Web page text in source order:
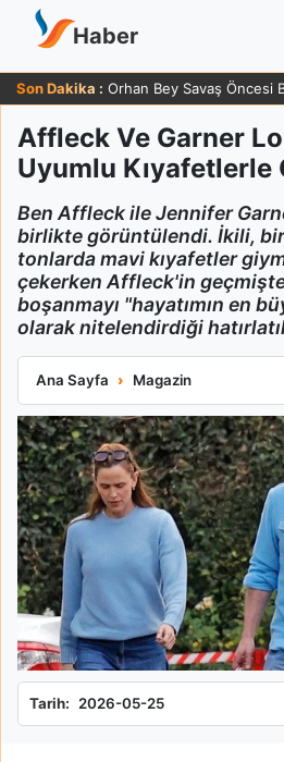
Haber
Son Dakika : Orhan Bey Savaş Öncesi
Affleck Ve Garner
Uyumlu Kıyafetlerle
Ben Affleck ile Jennifer
birlikte görüntülendi. İkili,
tonlarda mavi kıyafetler
çekerken Affleck'in
boşanmayı "hayatımın en
olarak nitelendirdiği
Ana Sayfa Magazin
Affleck Ve Garner Los
Tarih: 2026-05-25